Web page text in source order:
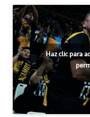
Haz clic para